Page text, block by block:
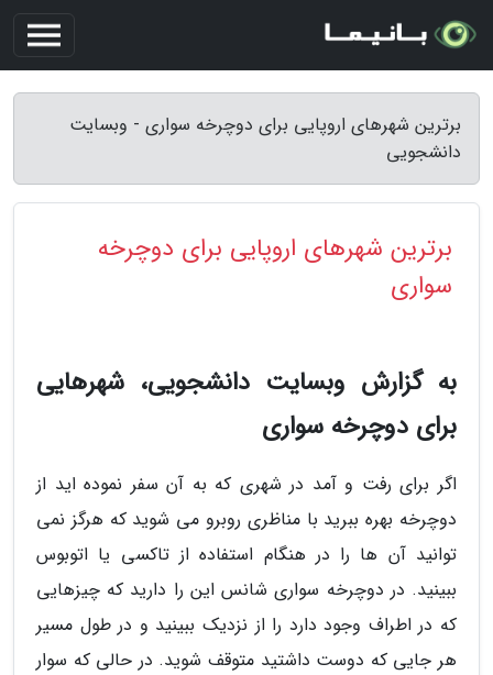
برترین شهرهای اروپایی برای دوچرخه سواری - وبسایت
دانشجویی
برترین شهرهای اروپایی برای دوچرخه
سواری
به گزارش وبسایت دانشجویی، شهرهایی
برای دوچرخه سواری
اگر برای رفت و آمد در شهری که به آن سفر نموده اید از
دوچرخه بهره ببرید با مناظری روبرو می شوید که هرگز نمی
توانید آن ها را در هنگام استفاده از تاکسی یا اتوبوس
ببینید. در دوچرخه سواری شانس این را دارید که چیزهایی
که در اطراف وجود دارد را از نزدیک ببینید و در طول مسیر
هر جایی که دوست داشتید متوقف شوید. در حالی که سوار